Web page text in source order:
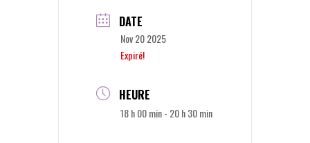
DATE
Nov 20 2025
Expiré!
HEURE
18 h 00 min - 20 h 30 min